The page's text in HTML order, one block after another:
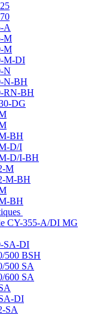
A
M
M
M-DI
N
N-BH
RN-BH
DG
BH
D/I
D/I-BH
M
M-BH
BH
CY-355-A/DI MG
SA-DI
500 BSH
500 SA
600 SA
DI
SA